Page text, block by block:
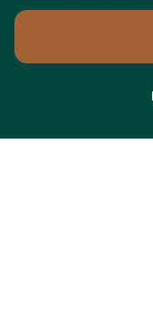
Sales
Transport
Contact